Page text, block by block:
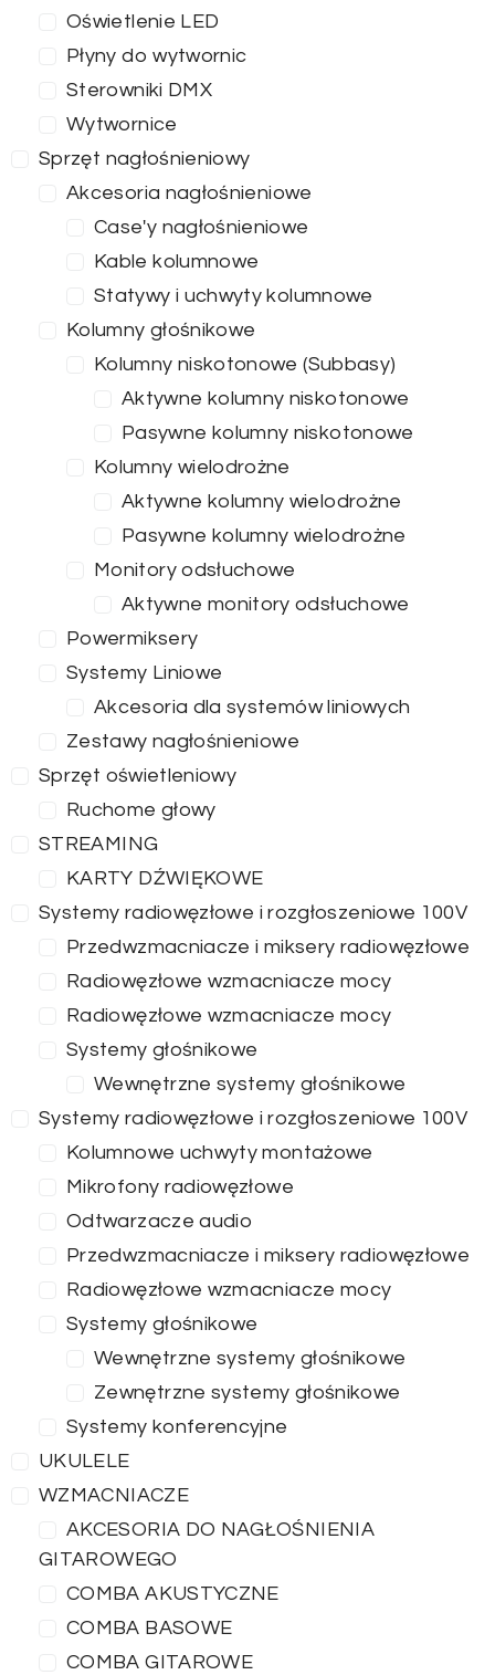
Oświetlenie LED
Płyny do wytwornic
Sterowniki DMX
Wytwornice
Sprzęt nagłośnieniowy
Akcesoria nagłośnieniowe
Case'y nagłośnieniowe
Kable kolumnowe
Statywy i uchwyty kolumnowe
Kolumny głośnikowe
Kolumny niskotonowe (Subbasy)
Aktywne kolumny niskotonowe
Pasywne kolumny niskotonowe
Kolumny wielodrożne
Aktywne kolumny wielodrożne
Pasywne kolumny wielodrożne
Monitory odsłuchowe
Aktywne monitory odsłuchowe
Powermiksery
Systemy Liniowe
Akcesoria dla systemów liniowych
Zestawy nagłośnieniowe
Sprzęt oświetleniowy
Ruchome głowy
STREAMING
KARTY DŹWIĘKOWE
Systemy radiowęzłowe i rozgłoszeniowe 100V
Przedwzmacniacze i miksery radiowęzłowe
Radiowęzłowe wzmacniacze mocy
Radiowęzłowe wzmacniacze mocy
Systemy głośnikowe
Wewnętrzne systemy głośnikowe
Systemy radiowęzłowe i rozgłoszeniowe 100V
Kolumnowe uchwyty montażowe
Mikrofony radiowęzłowe
Odtwarzacze audio
Przedwzmacniacze i miksery radiowęzłowe
Radiowęzłowe wzmacniacze mocy
Systemy głośnikowe
Wewnętrzne systemy głośnikowe
Zewnętrzne systemy głośnikowe
Systemy konferencyjne
UKULELE
WZMACNIACZE
AKCESORIA DO NAGŁOŚNIENIA
GITAROWEGO
COMBA AKUSTYCZNE
COMBA BASOWE
COMBA GITAROWE